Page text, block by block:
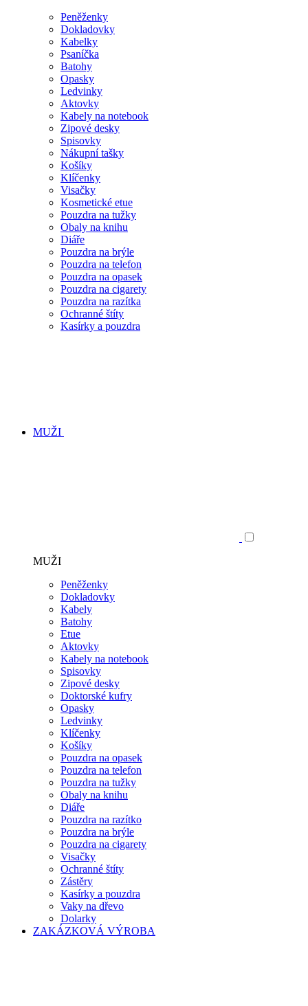
Peněženky
Dokladovky
Kabelky
Psaníčka
Batohy
Opasky
Ledvinky
Aktovky
Kabely na notebook
Zipové desky
Spisovky
Nákupní tašky
Košíky
Klíčenky
Visačky
Kosmetické etue
Pouzdra na tužky
Obaly na knihu
Diáře
Pouzdra na brýle
Pouzdra na telefon
Pouzdra na opasek
Pouzdra na cigarety
Pouzdra na razítka
Ochranné štíty
Kasírky a pouzdra
MUŽI
MUŽI
Peněženky
Dokladovky
Kabely
Batohy
Etue
Aktovky
Kabely na notebook
Spisovky
Zipové desky
Doktorské kufry
Opasky
Ledvinky
Klíčenky
Košíky
Pouzdra na opasek
Pouzdra na telefon
Pouzdra na tužky
Obaly na knihu
Diáře
Pouzdra na razítko
Pouzdra na brýle
Pouzdra na cigarety
Visačky
Ochranné štíty
Zástěry
Kasírky a pouzdra
Vaky na dřevo
Dolarky
ZAKÁZKOVÁ VÝROBA